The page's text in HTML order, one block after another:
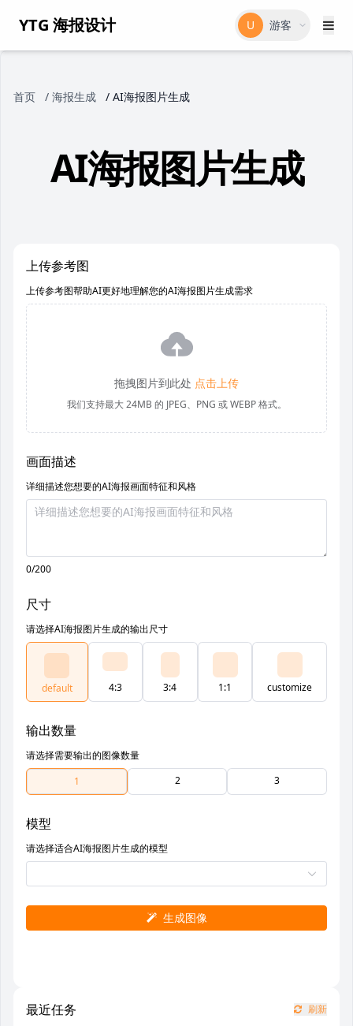
YTG 海报设计 U 游客
首页 / 海报生成 / AI海报图片生成
AI海报图片生成
上传参考图
上传参考图帮助AI更好地理解您的AI海报图片生成需求
拖拽图片到此处 点击上传
我们支持最大 24MB 的 JPEG、PNG 或 WEBP 格式。
画面描述
详细描述您想要的AI海报画面特征和风格
0/200
尺寸
请选择AI海报图片生成的输出尺寸
default 4:3 3:4 1:1 customize
输出数量
请选择需要输出的图像数量
1
2 3
模型
请选择适合AI海报图片生成的模型
生成图像
最近任务 刷新